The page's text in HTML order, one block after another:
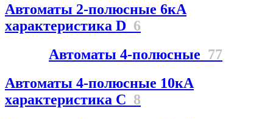
Автоматы 2-полюсные 6кА
характеристика D 6
Автоматы 4-полюсные 77
Автоматы 4-полюсные 10кА
характеристика C 8